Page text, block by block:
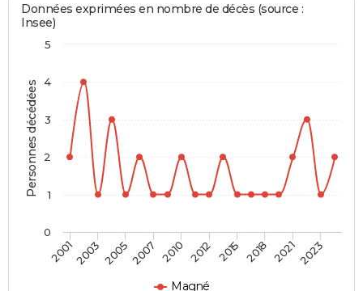
Personnes décédées
Données exprimées en nombre de décès (source :
Insee)
Magné
2001200320052007 2010 2012 2015 2018 20212023
0
1
2
3
4
5